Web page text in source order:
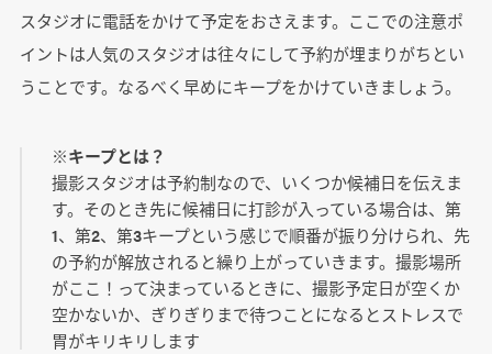
スタジオに電話をかけて予定をおさえます。ここでの注意ポ
イントは人気のスタジオは往々にして予約が埋まりがちとい
うことです。なるべく早めにキープをかけていきましょう。
※キープとは？
撮影スタジオは予約制なので、いくつか候補日を伝えま
す。そのとき先に候補日に打診が入っている場合は、第
1、第2、第3キープという感じで順番が振り分けられ、先
の予約が解放されると繰り上がっていきます。撮影場所
がここ！って決まっているときに、撮影予定日が空くか
空かないか、ぎりぎりまで待つことになるとストレスで
胃がキリキリします